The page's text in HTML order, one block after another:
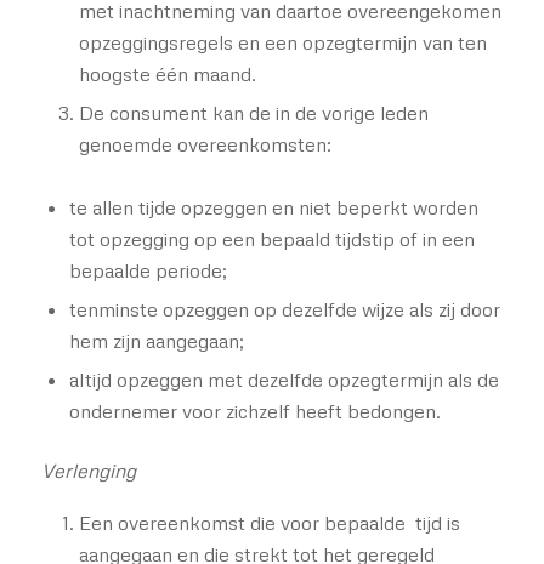
met inachtneming van daartoe overeengekomen
opzeggingsregels en een opzegtermijn van ten
hoogste één maand.
De consument kan de in de vorige leden
genoemde overeenkomsten:
te allen tijde opzeggen en niet beperkt worden
tot opzegging op een bepaald tijdstip of in een
bepaalde periode;
tenminste opzeggen op dezelfde wijze als zij door
hem zijn aangegaan;
altijd opzeggen met dezelfde opzegtermijn als de
ondernemer voor zichzelf heeft bedongen.
Verlenging
Een overeenkomst die voor bepaalde tijd is
aangegaan en die strekt tot het geregeld